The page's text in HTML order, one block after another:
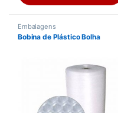
Embalagens
Bobina de Plástico Bolha